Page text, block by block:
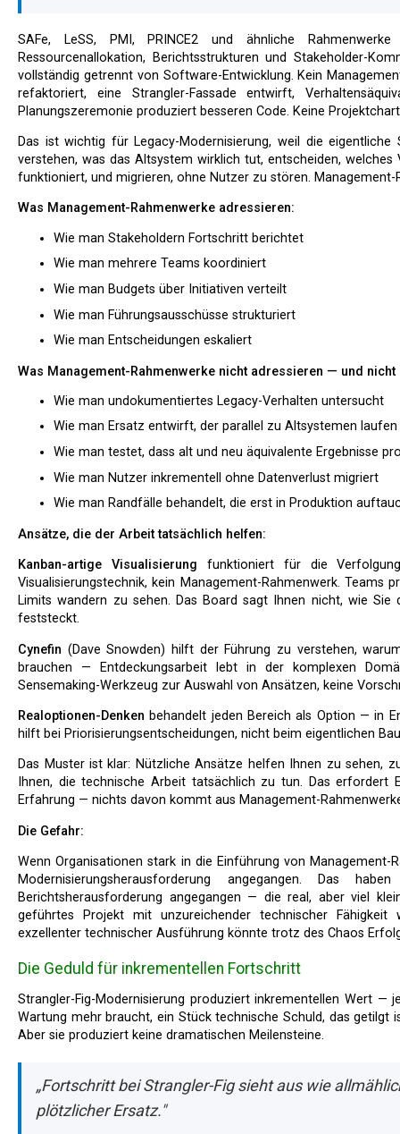
SAFe, LeSS, PMI, PRINCE2 und ähnliche Rahmenwerke befassen sich mit organisatorischer Koordination,
Ressourcenallokation, Berichtsstrukturen und Stakeholder-
vollständig getrennt von Software-Entwicklung. Kein
refaktoriert, eine Strangler-Fassade entwirft,
Planungszeremonie produziert besseren Code. Keine
Das ist wichtig für Legacy-Modernisierung, weil die eigentliche Schwierigkeit vollständig in der technischen Arbeit liegt:
verstehen, was das Altsystem wirklich tut, entscheiden,
funktioniert, und migrieren, ohne Nutzer zu stören.
Was Management-Rahmenwerke adressieren:
Wie man Stakeholdern Fortschritt berichtet
Wie man mehrere Teams koordiniert
Wie man Budgets über Initiativen verteilt
Wie man Führungsausschüsse strukturiert
Wie man Entscheidungen eskaliert
Was Management-Rahmenwerke nicht adressieren — und nicht
Wie man undokumentiertes Legacy-Verhalten untersucht
Wie man Ersatz entwirft, der parallel zu Altsystemen laufen
Wie man testet, dass alt und neu äquivalente Ergebnisse
Wie man Nutzer inkrementell ohne Datenverlust migriert
Wie man Randfälle behandelt, die erst in Produktion
Ansätze, die der Arbeit tatsächlich helfen:
Kanban-artige Visualisierung funktioniert für die
Visualisierungstechnik, kein Management-Rahmenwerk. Teams
Limits wandern zu sehen. Das Board sagt Ihnen nicht, wie
feststeckt.
Cynefin (Dave Snowden) hilft der Führung zu verstehen,
brauchen — Entdeckungsarbeit lebt in der komplexen
Sensemaking-Werkzeug zur Auswahl von Ansätzen, keine
Realoptionen-Denken behandelt jeden Bereich als Option — in
hilft bei Priorisierungsentscheidungen, nicht beim eigentlichen
Das Muster ist klar: Nützliche Ansätze helfen Ihnen zu sehen, zu entscheiden oder zu priorisieren. Keiner von ihnen hilft
Ihnen, die technische Arbeit tatsächlich zu tun. Das erfordert
Erfahrung — nichts davon kommt aus Management-
Die Gefahr:
Wenn Organisationen stark in die Einführung von Management-Rahmenwerken investieren, glauben sie oft, sie hätten die
Modernisierungsherausforderung angegangen. Das
Berichtsherausforderung angegangen — die real, aber viel
geführtes Projekt mit unzureichender technischer
exzellenter technischer Ausführung könnte trotz des Chaos
Die Geduld für inkrementellen Fortschritt
Strangler-Fig-Modernisierung produziert inkrementellen Wert — jeder migrierte Bereich ist ein Stück Altsystem, das keine
Wartung mehr braucht, ein Stück technische Schuld, das getilgt
Aber sie produziert keine dramatischen Meilensteine.
„Fortschritt bei Strangler-Fig sieht aus wie
plötzlicher Ersatz."